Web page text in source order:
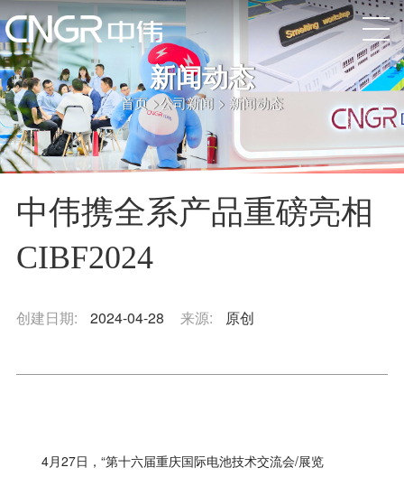
新闻动态
首页>公司新闻 > 新闻动态
中伟携全系产品重磅亮相
CIBF2024
创建日期: 2024-04-28 来源: 原创
4月27日，“第十六届重庆国际电池技术交流会/展览